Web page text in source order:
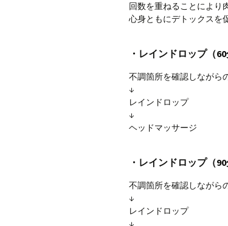
回数を重ねることにより
心身ともにデトックスを
・レインドロップ（
不調箇所を確認しながら
↓
レインドロップ
↓
ヘッドマッサージ
・レインドロップ（
不調箇所を確認しながら
↓
レインドロップ
↓